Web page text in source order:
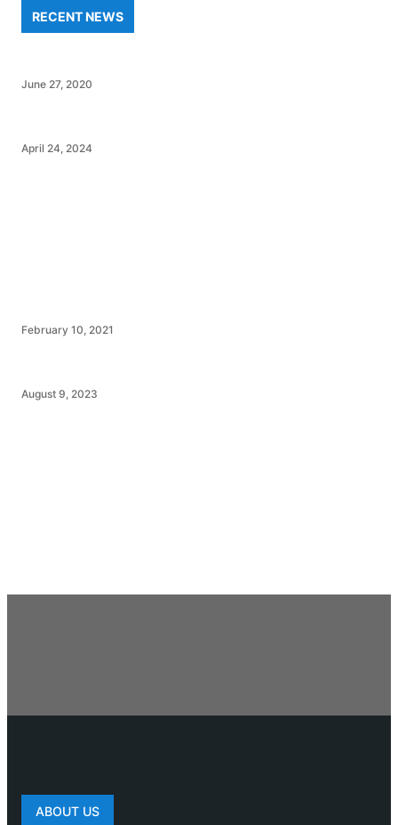
RECENT NEWS
June 27, 2020
April 24, 2024
February 10, 2021
August 9, 2023
ABOUT US